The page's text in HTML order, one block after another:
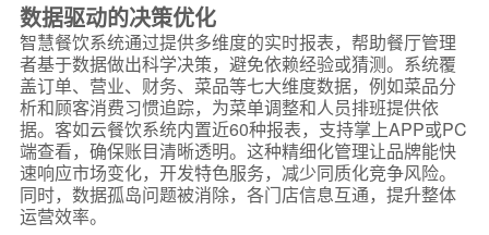
数据驱动的决策优化
智慧餐饮系统通过提供多维度的实时报表，帮助餐厅管理
者基于数据做出科学决策，避免依赖经验或猜测。系统覆
盖订单、营业、财务、菜品等七大维度数据，例如菜品分
析和顾客消费习惯追踪，为菜单调整和人员排班提供依
据。客如云餐饮系统内置近60种报表，支持掌上APP或PC
端查看，确保账目清晰透明。这种精细化管理让品牌能快
速响应市场变化，开发特色服务，减少同质化竞争风险。
同时，数据孤岛问题被消除，各门店信息互通，提升整体
运营效率。